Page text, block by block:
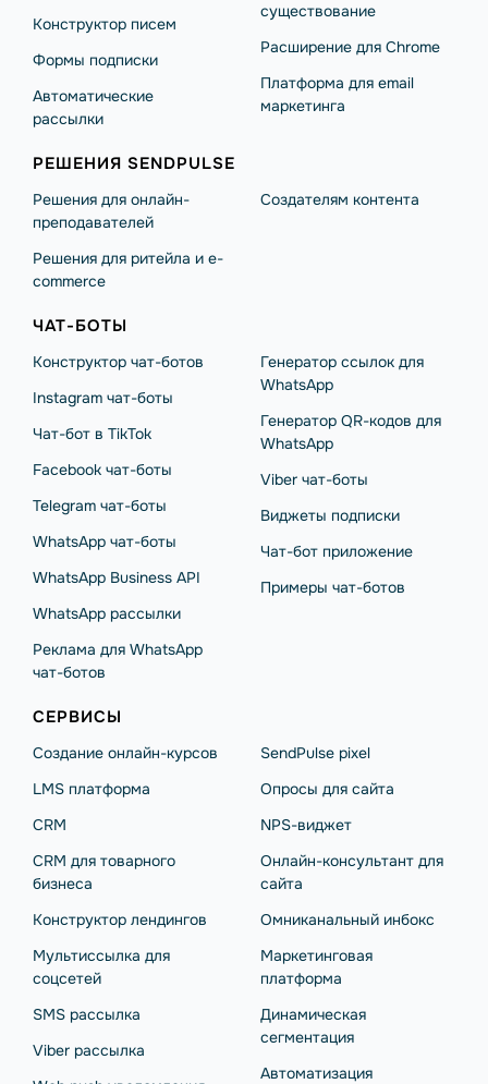
Конструктор писем
Формы подписки
Автоматические
рассылки
существование
Расширение для Chrome
Платформа для email
маркетинга
РЕШЕНИЯ SENDPULSE
Решения для онлайн-
преподавателей
Решения для ритейла и e-
commerce
Создателям контента
ЧАТ-БОТЫ
Конструктор чат-ботов
Instagram чат-боты
Чат-бот в TikTok
Facebook чат-боты
Telegram чат-боты
WhatsApp чат-боты
WhatsApp Business API
WhatsApp рассылки
Реклама для WhatsApp
чат-ботов
Генератор ссылок для
WhatsApp
Генератор QR-кодов для
WhatsApp
Viber чат-боты
Виджеты подписки
Чат-бот приложение
Примеры чат-ботов
СЕРВИСЫ
Создание онлайн-курсов
LMS платформа
CRM
CRM для товарного
бизнеса
Конструктор лендингов
Мультиссылка для
соцсетей
SMS рассылка
Viber рассылка
SendPulse pixel
Опросы для сайта
NPS-виджет
Онлайн-консультант для
сайта
Омниканальный инбокс
Маркетинговая
платформа
Динамическая
сегментация
Автоматизация